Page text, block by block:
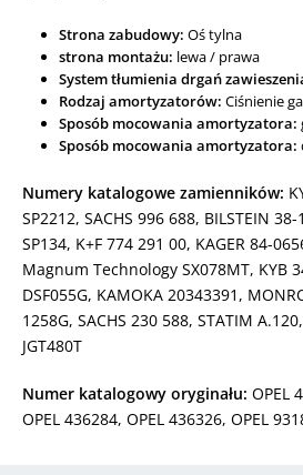
Strona zabudowy: Oś tylna
strona montażu: lewa / prawa
System tłumienia drgań
Rodzaj amortyzatorów: Ciśnienie
Sposób mocowania amortyzatora:
Sposób mocowania amortyzatora:
Numery katalogowe zamienników:
SP2212, SACHS 996 688, BILSTEIN
SP134, K+F 774 291 00, KAGER 84-
Magnum Technology SX078MT, KYB
DSF055G, KAMOKA 20343391,
1258G, SACHS 230 588, STATIM
JGT480T
Numer katalogowy oryginału: OPEL
OPEL 436284, OPEL 436326, OPEL